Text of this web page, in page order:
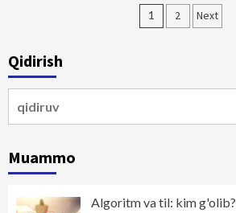
Maqolalar
1 2 Next
Qidirish
Muammo
Algoritm va til: kim g'olib?